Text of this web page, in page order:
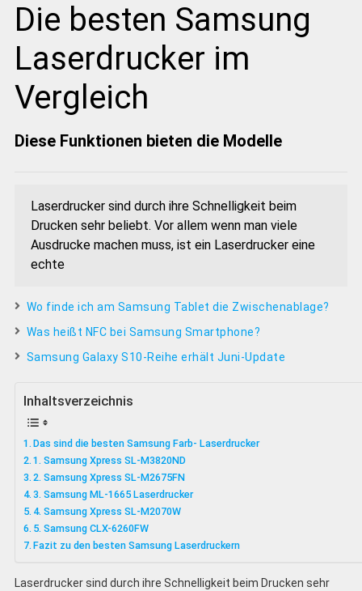
Die besten Samsung
Laserdrucker im
Vergleich
Diese Funktionen bieten die Modelle
Laserdrucker sind durch ihre Schnelligkeit beim
Drucken sehr beliebt. Vor allem wenn man viele
Ausdrucke machen muss, ist ein Laserdrucker eine
echte
Wo finde ich am Samsung Tablet die Zwischenablage?
Was heißt NFC bei Samsung Smartphone?
Samsung Galaxy S10-Reihe erhält Juni-Update
Inhaltsverzeichnis
Das sind die besten Samsung Farb- Laserdrucker
1. Samsung Xpress SL-M3820ND
2. Samsung Xpress SL-M2675FN
3. Samsung ML-1665 Laserdrucker
4. Samsung Xpress SL-M2070W
5. Samsung CLX-6260FW
Fazit zu den besten Samsung Laserdruckern
Laserdrucker sind durch ihre Schnelligkeit beim Drucken sehr